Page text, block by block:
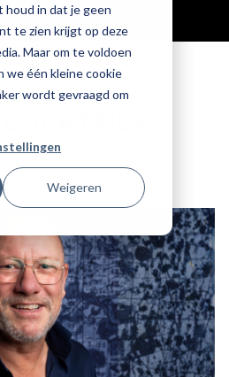
in dat je geen
te zien krijgt op deze
Maar om te voldoen
we één kleine cookie
wordt gevraagd om
Weigeren